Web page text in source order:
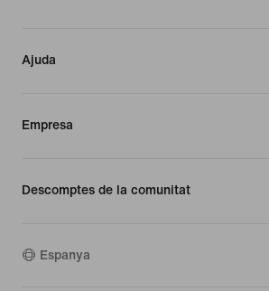
Ajuda
Empresa
Descomptes de la comunitat
Espanya